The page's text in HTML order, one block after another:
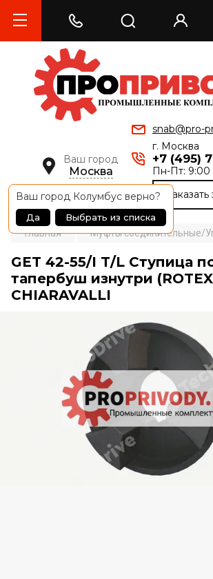
Ваш город
Москва
Ваш город Колумбусверно?
Да Выбрать из списка
snab@pro-
г. Москва
+7 (495)
Пн-Пт: 9:00
Главная Муфты соединительные/
GET 42-55/I T/L Ступица
тапербуш изнутри
CHIARAVALLI